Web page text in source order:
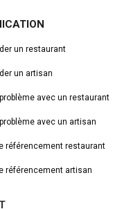
un restaurant
un artisan
avec un restaurant
avec un artisan
référencement restaurant
référencement artisan